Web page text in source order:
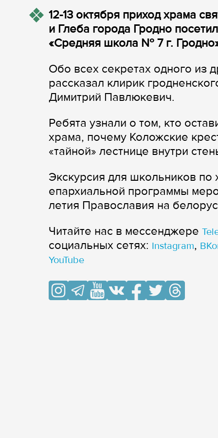
12-13 октября приход храма
и Глеба города Гродно
«Средняя школа № 7 г.
Обо всех секретах одного из
рассказал клирик
Димитрий Павлюкевич.
Ребята узнали о том, кто
храма, почему Коложские
«тайной» лестнице внутри
Экскурсия для школьников по
епархиальной программы
летия Православия на
Читайте нас в мессенджере
cоциальных сетях: Instagram,
YouTube